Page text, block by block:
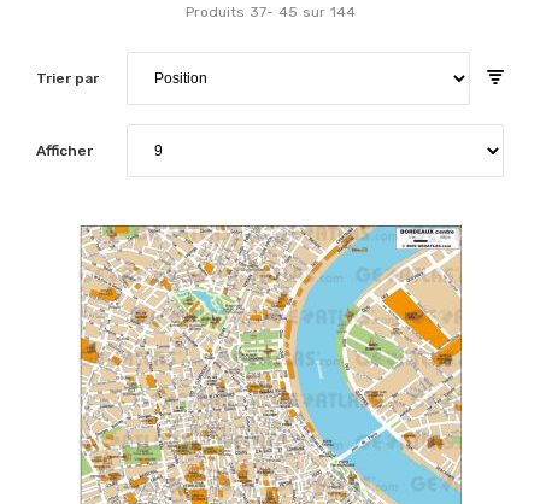
Trier par
Produits 37- 45 sur 144
Afficher